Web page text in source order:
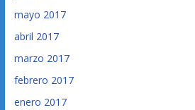
mayo 2017
abril 2017
marzo 2017
febrero 2017
enero 2017